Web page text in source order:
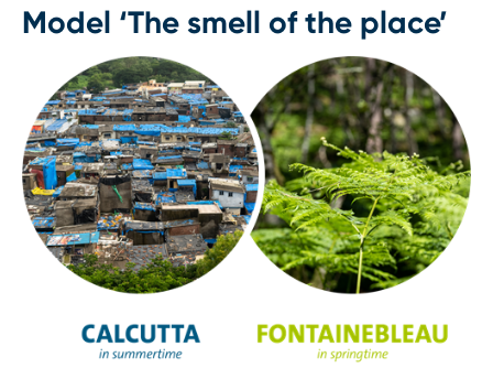
Model ‘The smell of the place’